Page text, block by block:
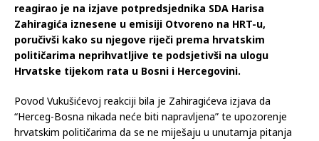
Psihijatar i društveni komentator dr. Herman Vukušić
reagirao je na izjave potpredsjednika SDA Harisa
Zahiragića iznesene u emisiji Otvoreno na HRT-u,
političarima neprihvatljive te podsjetivši na ulogu
Hrvatske tijekom rata u Bosni i Hercegovini.